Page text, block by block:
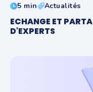
5 min Actualités
ECHANGE ET
D'EXPERTS